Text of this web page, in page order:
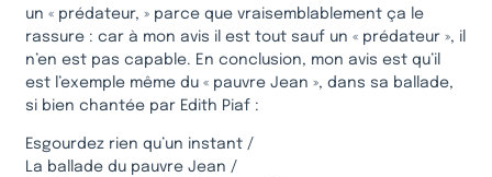
un « prédateur, » parce que vraisemblablement ça le
rassure : car à mon avis il est tout sauf un « prédateur », il
n’en est pas capable. En conclusion, mon avis est qu’il
est l’exemple même du « pauvre Jean », dans sa ballade,
si bien chantée par Edith Piaf :
Esgourdez rien qu’un instant /
La ballade du pauvre Jean /